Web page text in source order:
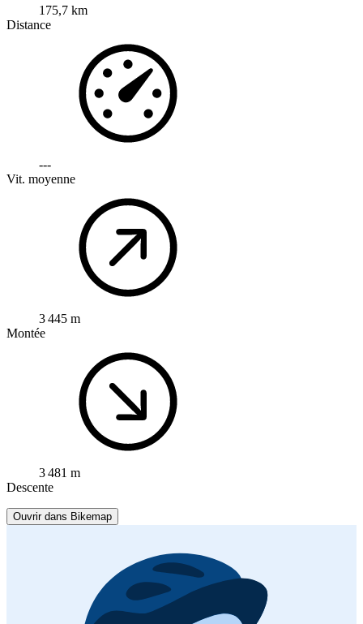
175,7 km
Distance
---
Vit. moyenne
3 445 m
Montée
3 481 m
Descente
Ouvrir dans Bikemap